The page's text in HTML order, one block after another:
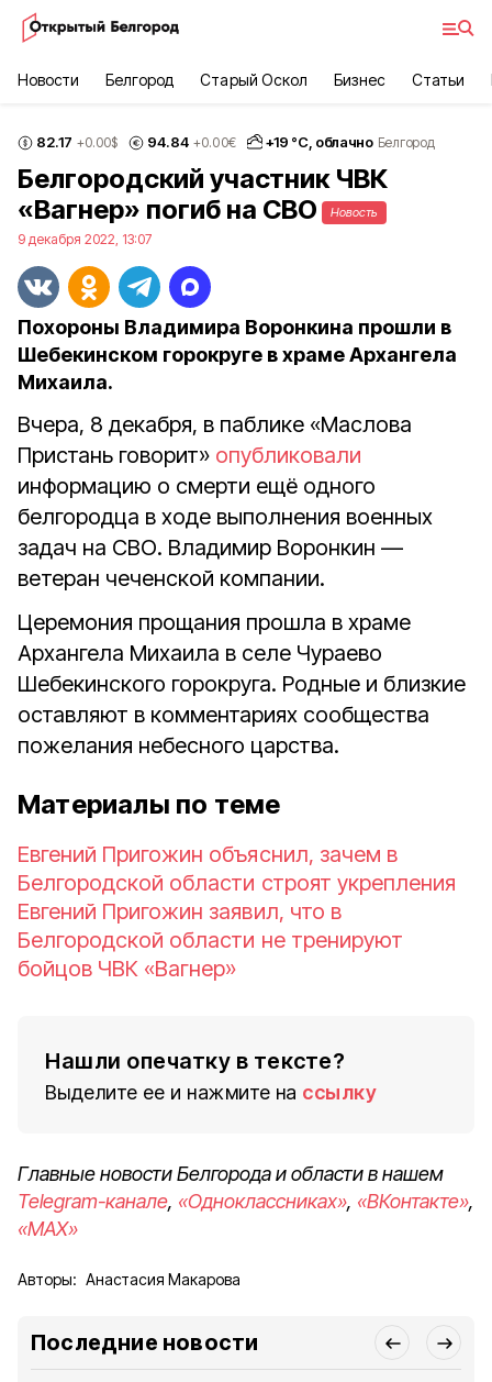
Новости Белгород Старый Оскол Бизнес Статьи
82.17 +0.00$ 94.84 +0.00€ +19 °С, облачно Белгород
Белгородский участник ЧВК
«Вагнер» погиб на СВО
Новость
9 декабря 2022, 13:07
Похороны Владимира Воронкина прошли в
Шебекинском горокруге в храме Архангела
Михаила.
Вчера, 8 декабря, в паблике «Маслова
Пристань говорит» опубликовали
информацию о смерти ещё одного
белгородца в ходе выполнения военных
задач на СВО. Владимир Воронкин —
ветеран чеченской компании.
Церемония прощания прошла в храме
Архангела Михаила в селе Чураево
Шебекинского горокруга. Родные и близкие
оставляют в комментариях сообщества
пожелания небесного царства.
Материалы по теме
Евгений Пригожин объяснил, зачем в
Белгородской области строят укрепления
Евгений Пригожин заявил, что в
Белгородской области не тренируют
бойцов ЧВК «Вагнер»
Нашли опечатку в тексте?
Выделите ее и нажмите на ссылку
Главные новости Белгорода и области в нашем
Telegram-канале, «Одноклассниках», «ВКонтакте»,
«MAX»
Авторы: Анастасия Макарова
Последние новости